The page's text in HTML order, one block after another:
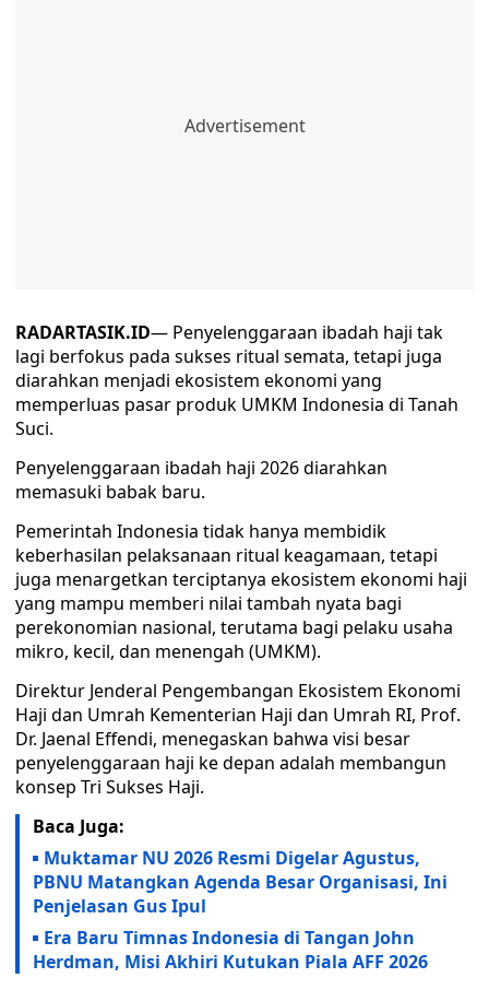
RADARTASIK.ID— Penyelenggaraan ibadah haji tak
lagi berfokus pada sukses ritual semata, tetapi juga
diarahkan menjadi ekosistem ekonomi yang
memperluas pasar produk UMKM Indonesia di Tanah
Suci.
Penyelenggaraan ibadah haji 2026 diarahkan
memasuki babak baru.
Pemerintah Indonesia tidak hanya membidik
keberhasilan pelaksanaan ritual keagamaan, tetapi
juga menargetkan terciptanya ekosistem ekonomi haji
yang mampu memberi nilai tambah nyata bagi
perekonomian nasional, terutama bagi pelaku usaha
mikro, kecil, dan menengah (UMKM).
Direktur Jenderal Pengembangan Ekosistem Ekonomi
Haji dan Umrah Kementerian Haji dan Umrah RI, Prof.
Dr. Jaenal Effendi, menegaskan bahwa visi besar
penyelenggaraan haji ke depan adalah membangun
konsep Tri Sukses Haji.
Baca Juga:
Muktamar NU 2026 Resmi Digelar Agustus,
PBNU Matangkan Agenda Besar Organisasi, Ini
Penjelasan Gus Ipul
Era Baru Timnas Indonesia di Tangan John
Herdman, Misi Akhiri Kutukan Piala AFF 2026